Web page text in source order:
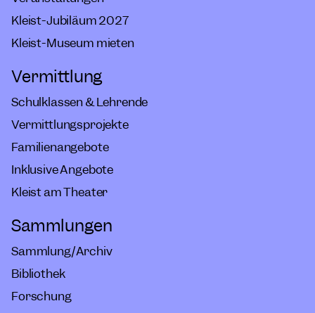
Kleist-Jubiläum 2027
Kleist-Museum mieten
Vermittlung
Schulklassen & Lehrende
Vermittlungsprojekte
Familienangebote
Inklusive Angebote
Kleist am Theater
Sammlungen
Sammlung/Archiv
Bibliothek
Forschung